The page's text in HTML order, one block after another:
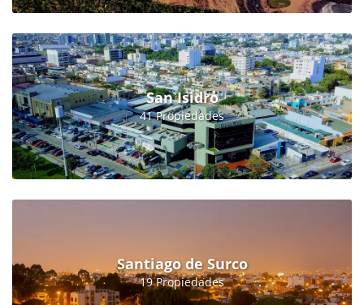
San Isidro
41 Propiedades
Santiago de Surco
19 Propiedades